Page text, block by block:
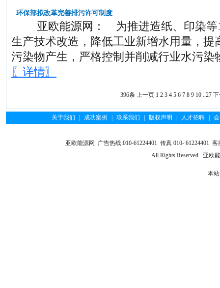
环保部拟改革完善排污许可制度
亚欧能源网： 为推进造纸、印染等
生产技术改造，降低工业新增水用量，提
污染物产生，严格控制并削减行业水污染
〖详情〗
396条 上一页 1 2 3 4 5 6 7 8 9 10 ..27
关于我们 成功案例 联系我们 版权声明 人才招聘
亚欧能源网 广告热线:010-61224401 传真 010- 61224401
All Rights Reserved. 亚欧
本